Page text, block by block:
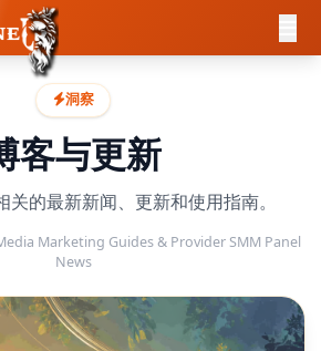
洞察
客与更新
关的最新新闻、更新和使用指南。
Marketing Guides & Provider SMM Panel
News